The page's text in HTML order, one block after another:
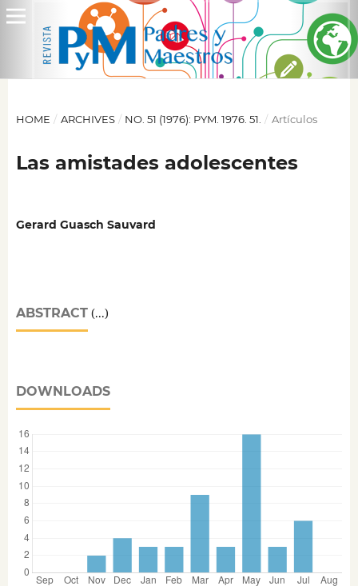
HOME / ARCHIVES / NO. 51 (1976): PYM. 1976. 51. / Artículos
Las amistades adolescentes
Gerard Guasch Sauvard
ABSTRACT(...)
DOWNLOADS